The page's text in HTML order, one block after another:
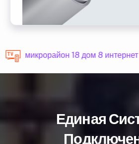
микрорайон 18 дом 8
Единая